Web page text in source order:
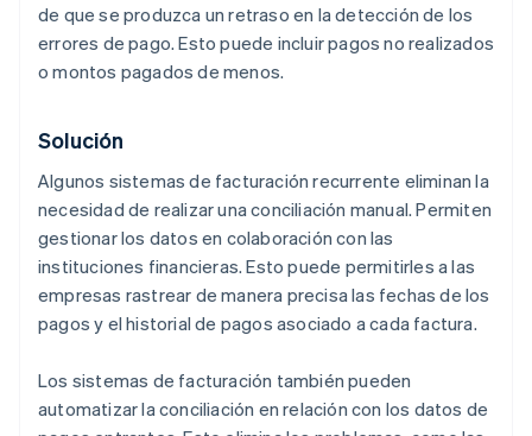
de que se produzca un retraso en la detección de los
errores de pago. Esto puede incluir pagos no realizados
o montos pagados de menos.
Solución
Algunos sistemas de facturación recurrente eliminan la
necesidad de realizar una conciliación manual. Permiten
gestionar los datos en colaboración con las
instituciones financieras. Esto puede permitirles a las
empresas rastrear de manera precisa las fechas de los
pagos y el historial de pagos asociado a cada factura.
Los sistemas de facturación también pueden
automatizar la conciliación en relación con los datos de